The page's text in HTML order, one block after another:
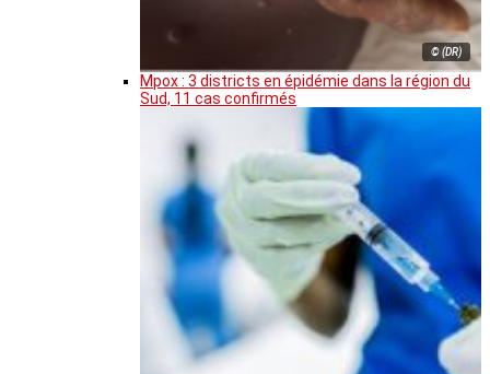
© (DR)
Mpox : 3 districts en épidémie dans la région du
Sud, 11 cas confirmés